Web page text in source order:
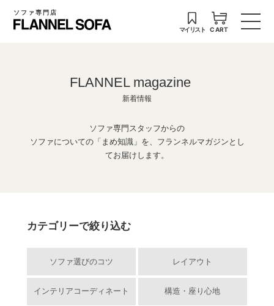
ソファ専門店
マイリスト CART
FLANNEL magazine
新着情報
ソファ専門スタッフからの
ソファについての「まめ知識」を、フランネルマガジンとし
てお届けします。
カテゴリーで絞り込む
ソファ選びのコツ レイアウト
インテリアコーディネート 構造・座り心地